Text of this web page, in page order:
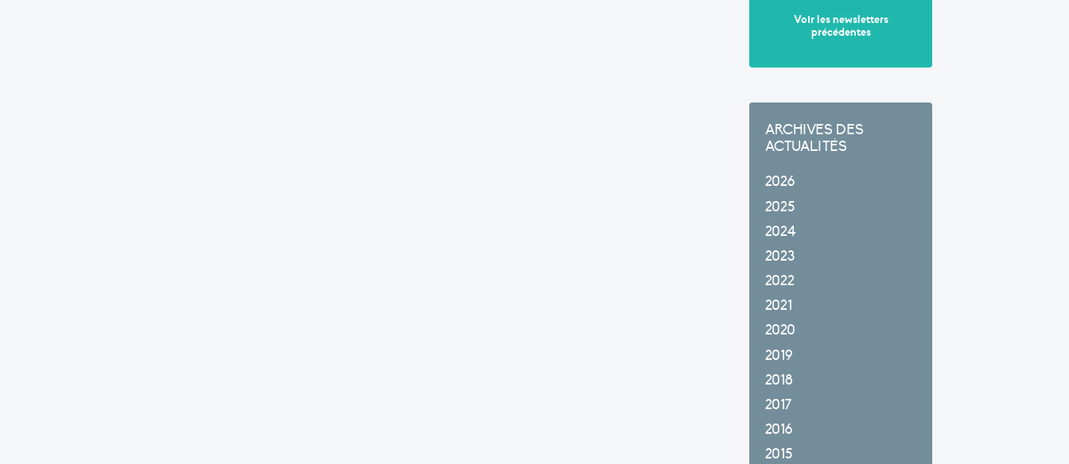
Voir les newsletters
précédentes
ARCHIVES DES
ACTUALITÉS
2026
2025
2024
2023
2022
2021
2020
2019
2018
2017
2016
2015